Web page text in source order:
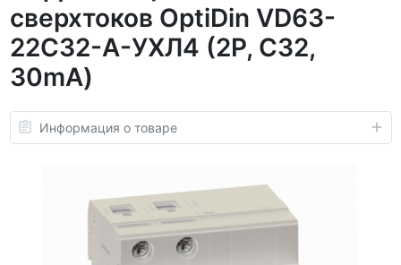
сверхтоков OptiDin VD63-
22C32-A-УХЛ4 (2P, C32,
30mA)
Информация о товаре